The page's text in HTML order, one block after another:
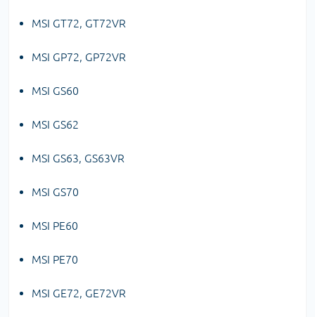
MSI GT72, GT72VR
MSI GP72, GP72VR
MSI GS60
MSI GS62
MSI GS63, GS63VR
MSI GS70
MSI PE60
MSI PE70
MSI GE72, GE72VR